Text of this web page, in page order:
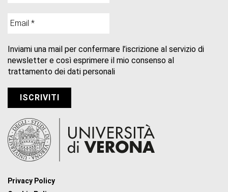
Inviami una mail per confermare l’iscrizione al servizio di
newsletter e così esprimere il mio consenso al
trattamento dei dati personali
Privacy Policy